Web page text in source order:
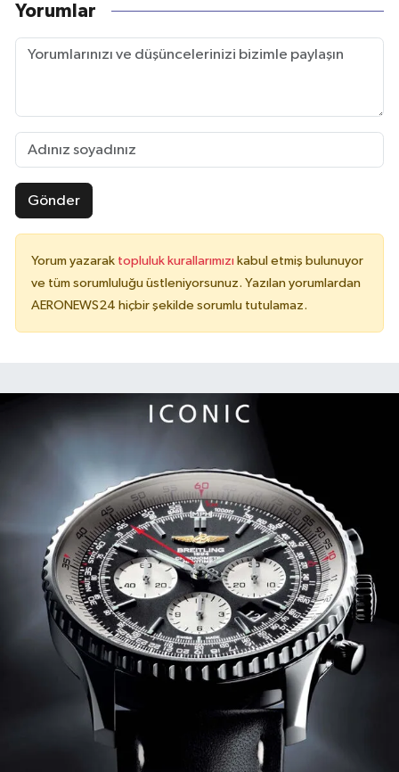
Yorumlar
Gönder
Yorum yazarak topluluk kurallarımızı kabul etmiş bulunuyor
ve tüm sorumluluğu üstleniyorsunuz. Yazılan yorumlardan
AERONEWS24 hiçbir şekilde sorumlu tutulamaz.